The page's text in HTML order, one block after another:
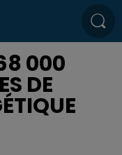
000
DE